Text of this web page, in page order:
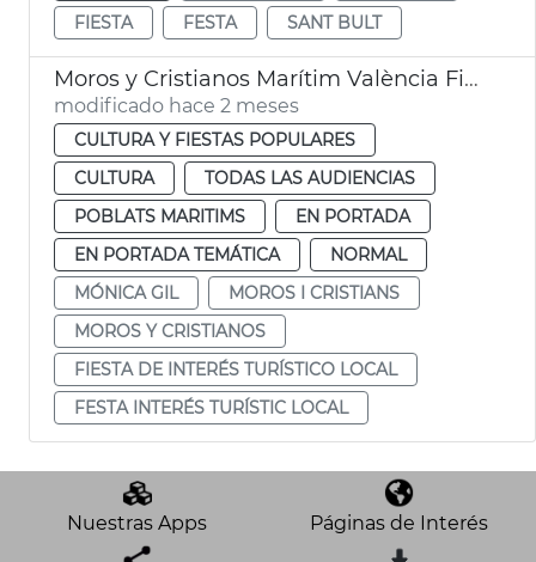
FIESTA
FESTA SANT BULT
Moros y Cristianos Marítim València Fiesta Interés Turístico Local
modificado hace 2 meses
CULTURA Y FIESTAS POPULARES
CULTURA
TODAS LAS AUDIENCIAS
POBLATS MARITIMS
EN PORTADA
EN PORTADA TEMÁTICA
NORMAL
MÓNICA GIL
MOROS I CRISTIANS
MOROS Y CRISTIANOS
FIESTA DE INTERÉS TURÍSTICO LOCAL
FESTA INTERÉS TURÍSTIC LOCAL
Nuestras Apps Páginas de Interés